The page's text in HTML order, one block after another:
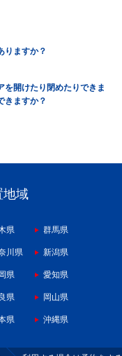
りますか？
を開けたり閉めたりできま
きますか？
地域
県 群馬県
川県 新潟県
県 愛知県
県 岡山県
県 沖縄県